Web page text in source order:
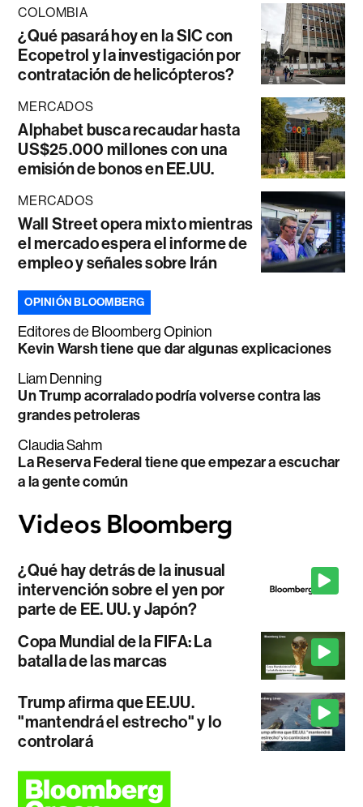
COLOMBIA
¿Qué pasará hoy en la SIC con
Ecopetrol y la investigación por
contratación de helicópteros?
MERCADOS
Alphabet busca recaudar hasta
US$25.000 millones con una
emisión de bonos en EE.UU.
MERCADOS
Wall Street opera mixto mientras
el mercado espera el informe de
empleo y señales sobre Irán
OPINIÓN BLOOMBERG
Editores de Bloomberg Opinion
Kevin Warsh tiene que dar algunas explicaciones
Liam Denning
Un Trump acorralado podría volverse contra las
grandes petroleras
Claudia Sahm
La Reserva Federal tiene que empezar a escuchar
a la gente común
¿Qué hay detrás de la inusual
intervención sobre el yen por
parte de EE. UU. y Japón?
Copa Mundial de la FIFA: La
batalla de las marcas
Trump afirma que EE.UU.
"mantendrá el estrecho" y lo
controlará